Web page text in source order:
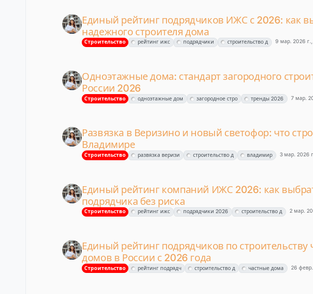
Единый рейтинг подрядчиков ИЖС с 2026: как
надежного строителя дома
Строительство рейтинг ижс подрядчики строительство д 9 мар. 2026 г.,
Одноэтажные дома: стандарт загородного
России 2026
Строительство одноэтажные дом загородное стро тренды 2026 7 мар.
Развязка в Веризино и новый светофор: что
Владимире
Строительство развязка веризи строительство д владимир 3 мар. 2026
Единый рейтинг компаний ИЖС 2026: как
подрядчика без риска
Строительство рейтинг ижс подрядчики 2026 строительство д 2 мар.
Единый рейтинг подрядчиков по строительству
домов в России с 2026 года
Строительство рейтинг подрядч строительство д частные дома 26